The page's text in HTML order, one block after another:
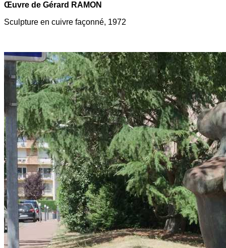
Œuvre de Gérard RAMON
Sculpture en cuivre façonné, 1972